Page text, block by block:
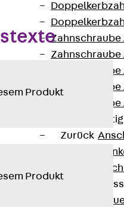
Zahnschraube
Zahnschraube
Zahnschraube
Zahnschraube
Zahnschraube
Zurück
Produkt
Produkt